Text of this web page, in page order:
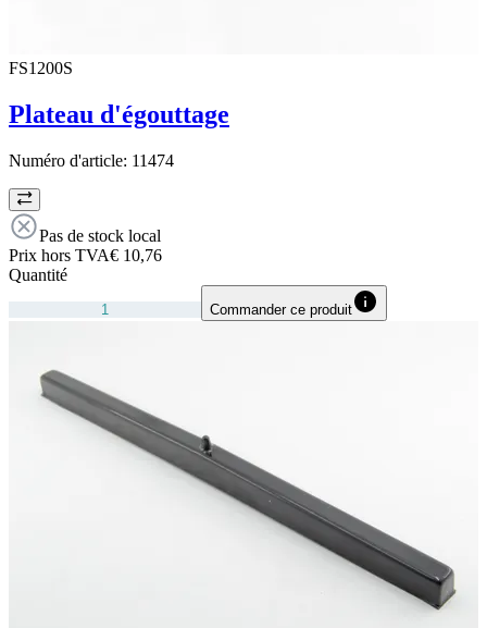
FS1200S
Plateau d'égouttage
Numéro d'article: 11474
Pas de stock local
Prix hors TVA€ 10,76
Quantité
Commander ce produit